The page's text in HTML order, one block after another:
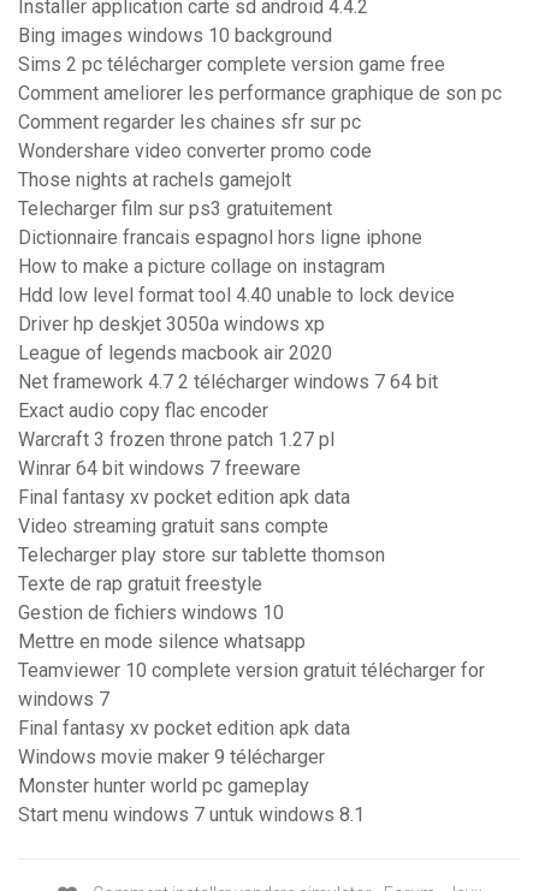
Installer application carte sd android 4.4.2
Bing images windows 10 background
Sims 2 pc télécharger complete version game free
Comment ameliorer les performance graphique de son pc
Comment regarder les chaines sfr sur pc
Wondershare video converter promo code
Those nights at rachels gamejolt
Telecharger film sur ps3 gratuitement
Dictionnaire francais espagnol hors ligne iphone
How to make a picture collage on instagram
Hdd low level format tool 4.40 unable to lock device
Driver hp deskjet 3050a windows xp
League of legends macbook air 2020
Net framework 4.7 2 télécharger windows 7 64 bit
Exact audio copy flac encoder
Warcraft 3 frozen throne patch 1.27 pl
Winrar 64 bit windows 7 freeware
Final fantasy xv pocket edition apk data
Video streaming gratuit sans compte
Telecharger play store sur tablette thomson
Texte de rap gratuit freestyle
Gestion de fichiers windows 10
Mettre en mode silence whatsapp
Teamviewer 10 complete version gratuit télécharger for
windows 7
Final fantasy xv pocket edition apk data
Windows movie maker 9 télécharger
Monster hunter world pc gameplay
Start menu windows 7 untuk windows 8.1